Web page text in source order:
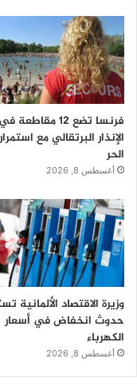
فرنسا تضع 12
الإنذار البرتقالي مع
الحر
أغسطس 8, 2026
وزيرة الاقتصاد الألمانية
حدوث انخفاض في أسعار
الكهرباء
أغسطس 8, 2026